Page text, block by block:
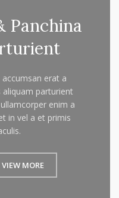
Panchina
accumsan erat a
parturient
enim a
in vel a et primis
VIEW MORE